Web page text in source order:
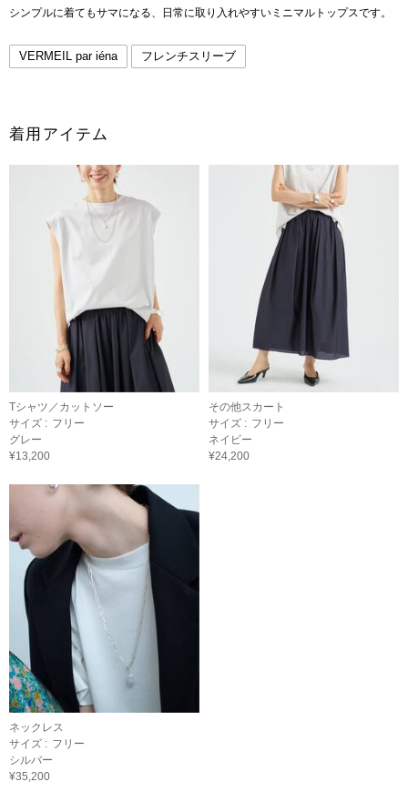
シンプルに着てもサマになる、日常に取り入れやすいミニマルトップスです。
VERMEIL par iéna フレンチスリーブ
着用アイテム
Tシャツ／カットソー
サイズ : フリー
グレー
¥13,200
その他スカート
サイズ : フリー
ネイビー
¥24,200
ネックレス
サイズ : フリー
シルバー
¥35,200